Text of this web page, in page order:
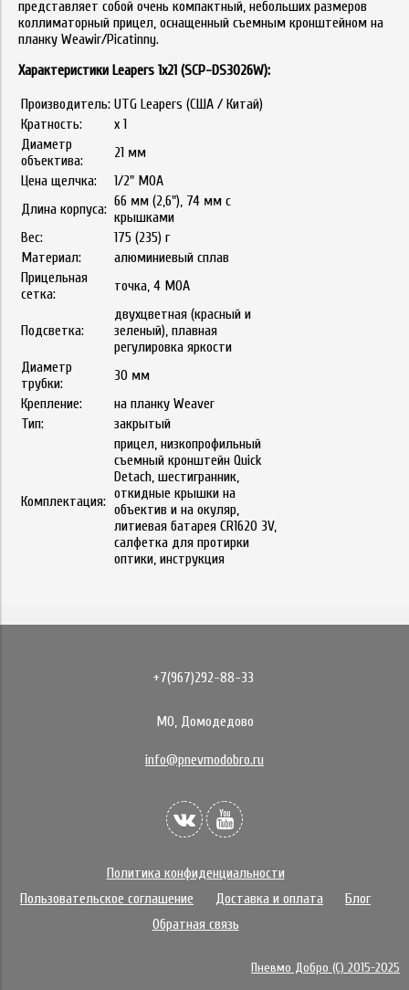
представляет собой очень компактный, небольших размеров
коллиматорный прицел, оснащенный съемным кронштейном на
планку Weawir/Picatinny.
Характеристики Leapers 1x21 (SCP-DS3026W):
Производитель: UTG Leapers (США / Китай)
Кратность:
x 1
Диаметр
объектива:
21 мм
Цена щелчка:
1/2" MOA
Длина корпуса: 66 мм (2,6"), 74 мм с
крышками
Вес:
175 (235) г
Материал:
алюминиевый сплав
Прицельная
сетка:
точка, 4 MOA
Подсветка:
двухцветная (красный и
зеленый), плавная
регулировка яркости
Диаметр
трубки:
30 мм
Крепление:
на планку Weaver
Тип:
закрытый
Комплектация:
прицел, низкопрофильный
съемный кронштейн Quick
Detach, шестигранник,
откидные крышки на
объектив и на окуляр,
литиевая батарея CR1620 3V,
салфетка для протирки
оптики, инструкция
+7(967)292-88-33
МО, Домодедово
info@pnevmodobro.ru
Политика конфиденциальности
Пользовательское соглашение
Доставка и оплата
Блог
Обратная связь
Пневмо Добро (С) 2015-2025